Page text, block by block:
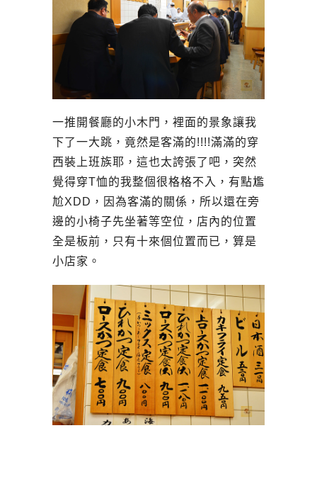
一推開餐廳的小木門，裡面的景象讓我
下了一大跳，竟然是客滿的!!!!滿滿的穿
西裝上班族耶，這也太誇張了吧，突然
覺得穿T恤的我整個很格格不入，有點尷
尬XDD，因為客滿的關係，所以還在旁
邊的小椅子先坐著等空位，店內的位置
全是板前，只有十來個位置而已，算是
小店家。